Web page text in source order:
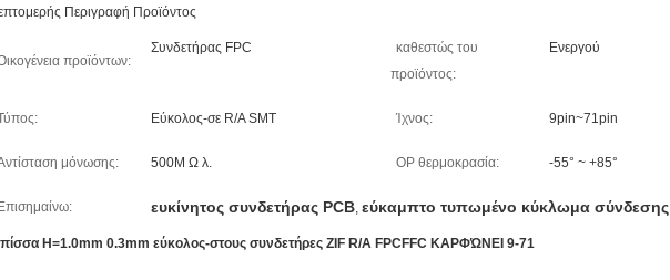
Περιγραφή Προϊόντος
προϊόντων:
Συνδετήρας FPC
καθεστώς του
προϊόντος:
Ενεργού
Εύκολος-σε R/A SMT Ίχνος: 9pin~71pin
μόνωσης: 500M Ω λ. OP θερμοκρασία: -55° ~ +85°
Επισημαίνω: ευκίνητος συνδετήρας PCB, εύκαμπτο τυπωμένο κύκλωμα σύνδεσης
H=1.0mm 0.3mm εύκολος-στους συνδετήρες ZIF R/A FPCFFC ΚΑΡΦΏΝΕΙ 9-71